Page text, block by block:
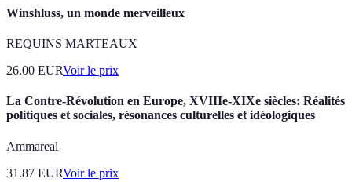
Winshluss, un monde merveilleux
REQUINS MARTEAUX
26.00 EURVoir le prix
La Contre-Révolution en Europe, XVIIIe-XIXe siècles: Réalités
politiques et sociales, résonances culturelles et idéologiques
Ammareal
31.87 EURVoir le prix